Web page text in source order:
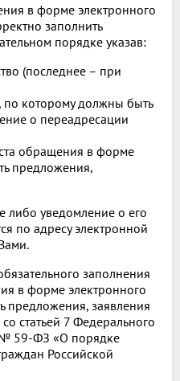
в форме электронного
заполнить
порядке указав:
(последнее – при
по которому должны быть
о переадресации
обращения в форме
предложения,
либо уведомление о его
по адресу электронной
заполнения
в форме электронного
предложения, заявления
статьей 7 Федерального
№ 59-ФЗ «О порядке
Российской